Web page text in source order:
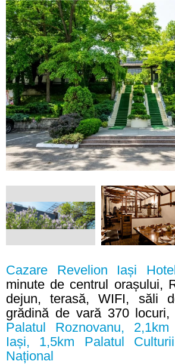
Cazare Revelion Iași
minute de centrul orașului,
dejun, terasă, WIFI, săli
grădină de vară 370 locuri,
Palatul Roznovanu,
Iași, 1,5km Palatul
Național